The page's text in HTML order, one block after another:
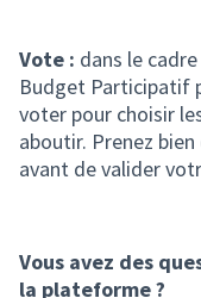
Vote : dans le
Budget Participatif
voter pour choisir
aboutir. Prenez
avant de valider
Vous avez des
la plateforme ?